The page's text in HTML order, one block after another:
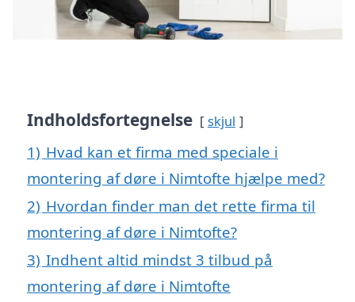
Indholdsfortegnelse skjul
1) Hvad kan et firma med speciale i
montering af døre i Nimtofte hjælpe med?
2) Hvordan finder man det rette firma til
montering af døre i Nimtofte?
3) Indhent altid mindst 3 tilbud på
montering af døre i Nimtofte